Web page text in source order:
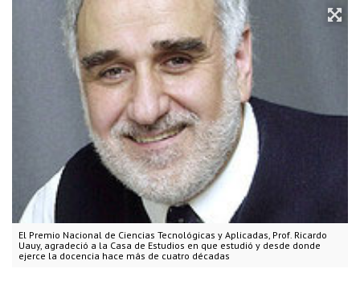
El Premio Nacional de Ciencias Tecnológicas y Aplicadas, Prof. Ricardo
Uauy, agradeció a la Casa de Estudios en que estudió y desde donde
ejerce la docencia hace más de cuatro décadas